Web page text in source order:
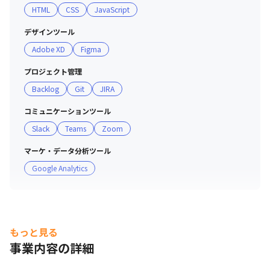
■ 社風・社員全体について
・「ヒトにHAPPYを」をミッションとして掲げているた
め、会社としても働く環境を整えていく方針があります
・新卒と中途の割合は25:75で、平均勤続年数は5年8カ月
です
・特に30代の社員が多く、社員全体の平均年齢は35歳で
・男女比は60:40で女性も多く活躍しており、育児休暇取
得率、育児休暇復帰率共に100%です
ントなどの外部研修に参加できる機会があります
HTML CSS JavaScript
デザインツール
Adobe XD
Figma
プロジェクト管理
Backlog
Git JIRA
コミュニケーションツール
Slack
Teams Zoom
マーケ・データ分析ツール
Google Analytics
もっと見る
事業内容の詳細